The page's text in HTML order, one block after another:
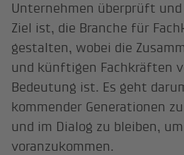
Unternehmen überprüft
Ziel ist, die Branche für
gestalten, wobei die
und künftigen Fachkräften
Bedeutung ist. Es geht
kommender Generationen
und im Dialog zu bleiben,
voranzukommen.